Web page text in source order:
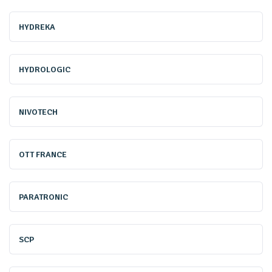
responsable marketing et communication chez Hydreka.
HYDREKA
HYDROLOGIC
NIVOTECH
OTT FRANCE
PARATRONIC
SCP